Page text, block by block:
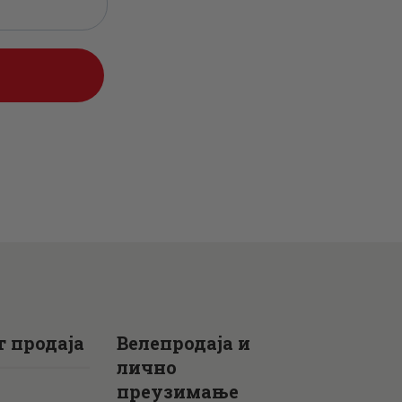
рсд.
рсд.
продаја
Велепродаја и
лично
преузимање